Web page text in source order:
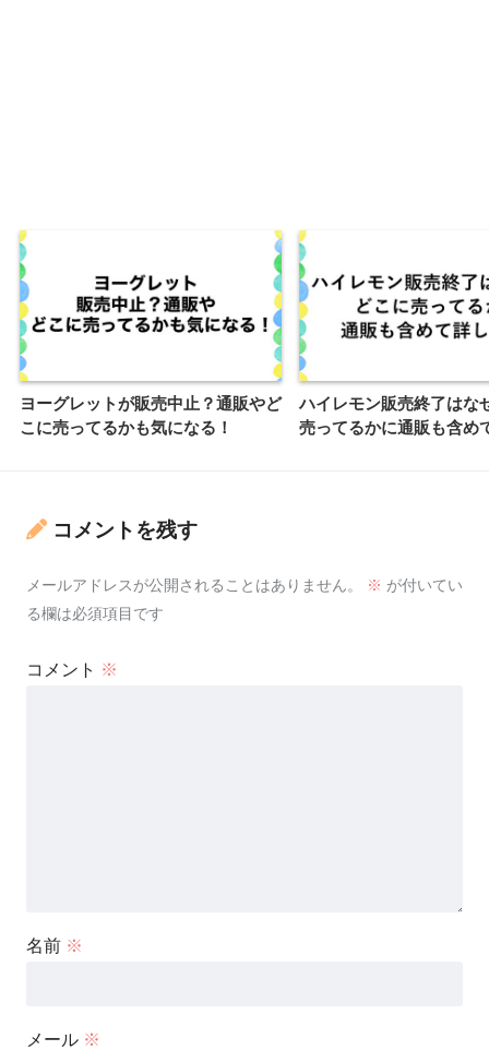
ヨーグレットが販売中止？通販やど
こに売ってるかも気になる！
ハイレモン販売終了はな
売ってるかに通販も含め
コメントを残す
メールアドレスが公開されることはありません。 ※ が付いてい
る欄は必須項目です
コメント ※
名前 ※
メール ※